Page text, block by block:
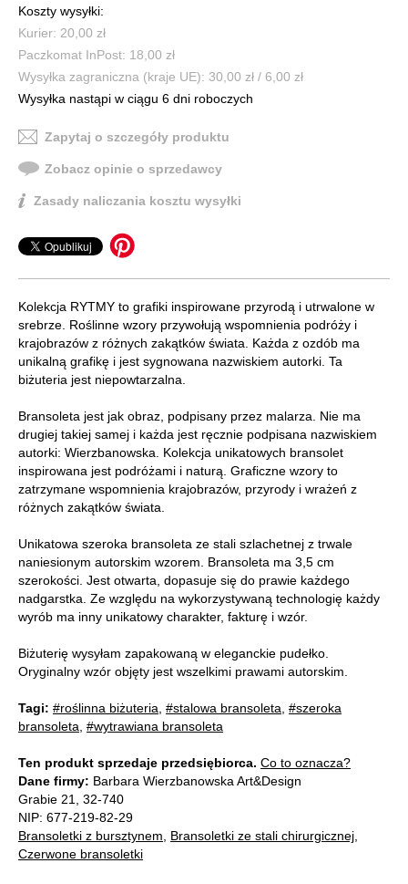
Koszty wysyłki:
Kurier: 20,00 zł
Paczkomat InPost: 18,00 zł
Wysyłka zagraniczna (kraje UE): 30,00 zł / 6,00 zł
Wysyłka nastąpi w ciągu 6 dni roboczych
Zapytaj o szczegóły produktu
Zobacz opinie o sprzedawcy
Zasady naliczania kosztu wysyłki
Kolekcja RYTMY to grafiki inspirowane przyrodą i utrwalone w
srebrze. Roślinne wzory przywołują wspomnienia podróży i
krajobrazów z różnych zakątków świata. Każda z ozdób ma
unikalną grafikę i jest sygnowana nazwiskiem autorki. Ta
biżuteria jest niepowtarzalna.
Bransoleta jest jak obraz, podpisany przez malarza. Nie ma
drugiej takiej samej i każda jest ręcznie podpisana nazwiskiem
autorki: Wierzbanowska. Kolekcja unikatowych bransolet
inspirowana jest podróżami i naturą. Graficzne wzory to
zatrzymane wspomnienia krajobrazów, przyrody i wrażeń z
różnych zakątków świata.
Unikatowa szeroka bransoleta ze stali szlachetnej z trwale
naniesionym autorskim wzorem. Bransoleta ma 3,5 cm
szerokości. Jest otwarta, dopasuje się do prawie każdego
nadgarstka. Ze względu na wykorzystywaną technologię każdy
wyrób ma inny unikatowy charakter, fakturę i wzór.
Biżuterię wysyłam zapakowaną w eleganckie pudełko.
Oryginalny wzór objęty jest wszelkimi prawami autorskim.
Tagi: #roślinna biżuteria #stalowa bransoleta #szeroka
bransoleta #wytrawiana bransoleta
Ten produkt sprzedaje przedsiębiorca. Co to oznacza?
Dane firmy: Barbara Wierzbanowska Art&Design
Grabie 21, 32-740
NIP: 677-219-82-29
Bransoletki z bursztynem
Bransoletki ze stali chirurgicznej
Czerwone bransoletki